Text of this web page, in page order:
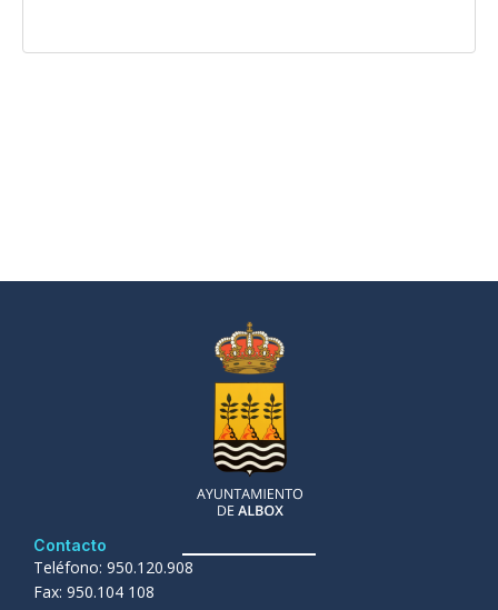
Contacto
Teléfono: 950.120.908
Fax: 950.104 108